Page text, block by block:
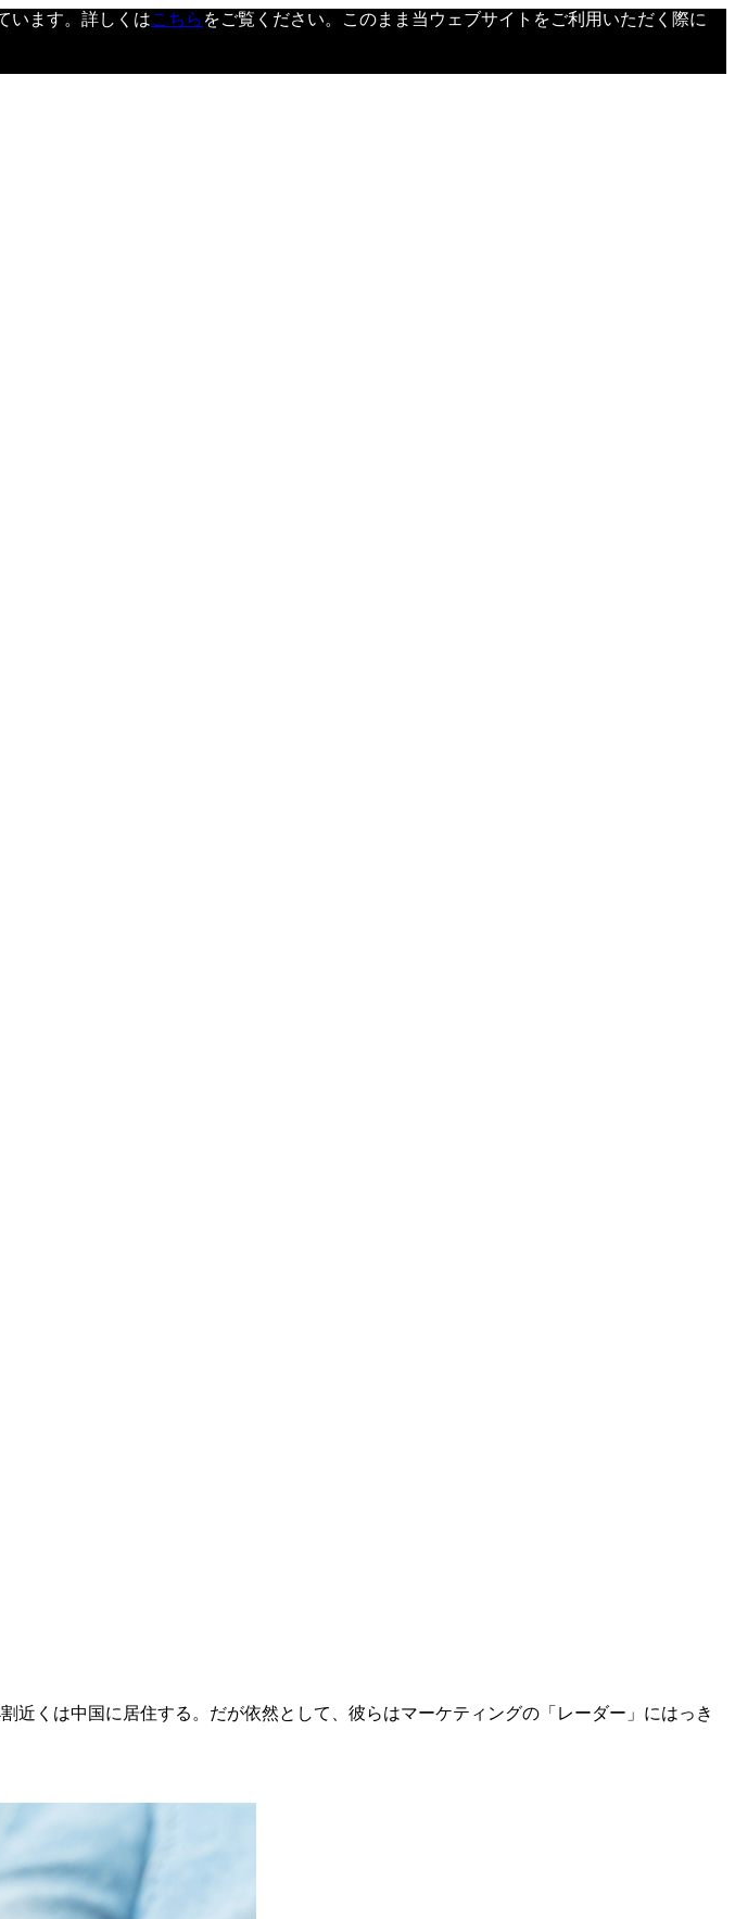
います。詳しくはこちら をご覧ください。このまま当ウェブサイトをご利用いただく際に
近くは中国に居住する。だが依然として、彼らはマーケティングの「レーダー」にはっき